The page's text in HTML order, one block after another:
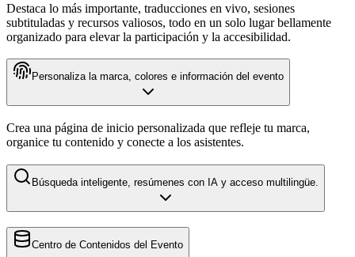
Destaca lo más importante, traducciones en vivo, sesiones
subtituladas y recursos valiosos, todo en un solo lugar bellamente
organizado para elevar la participación y la accesibilidad.
Personaliza la marca, colores e información del evento
Crea una página de inicio personalizada que refleje tu marca,
organice tu contenido y conecte a los asistentes.
Búsqueda inteligente, resúmenes con IA y acceso multilingüe.
Centro de Contenidos del Evento